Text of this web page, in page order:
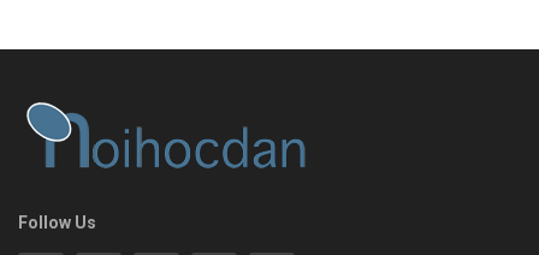
Follow Us